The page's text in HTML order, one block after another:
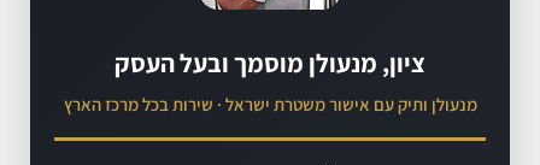
ציון, מנעולן מוסמך ובעל העסק
מנעולן ותיק עם אישור משטרת ישראל · שירות בכל מרכז הארץ